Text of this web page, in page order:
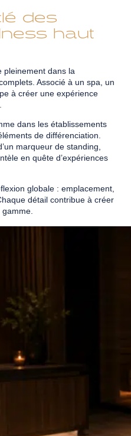
des
haut
pleinement dans la
Associé à un spa, un
à créer une expérience
dans les établissements
de différenciation.
marqueur de standing,
en quête d’expériences
globale : emplacement,
détail contribue à créer